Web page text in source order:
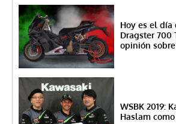
Hoy es el día
Dragster 700
opinión
WSBK 2019:
Haslam